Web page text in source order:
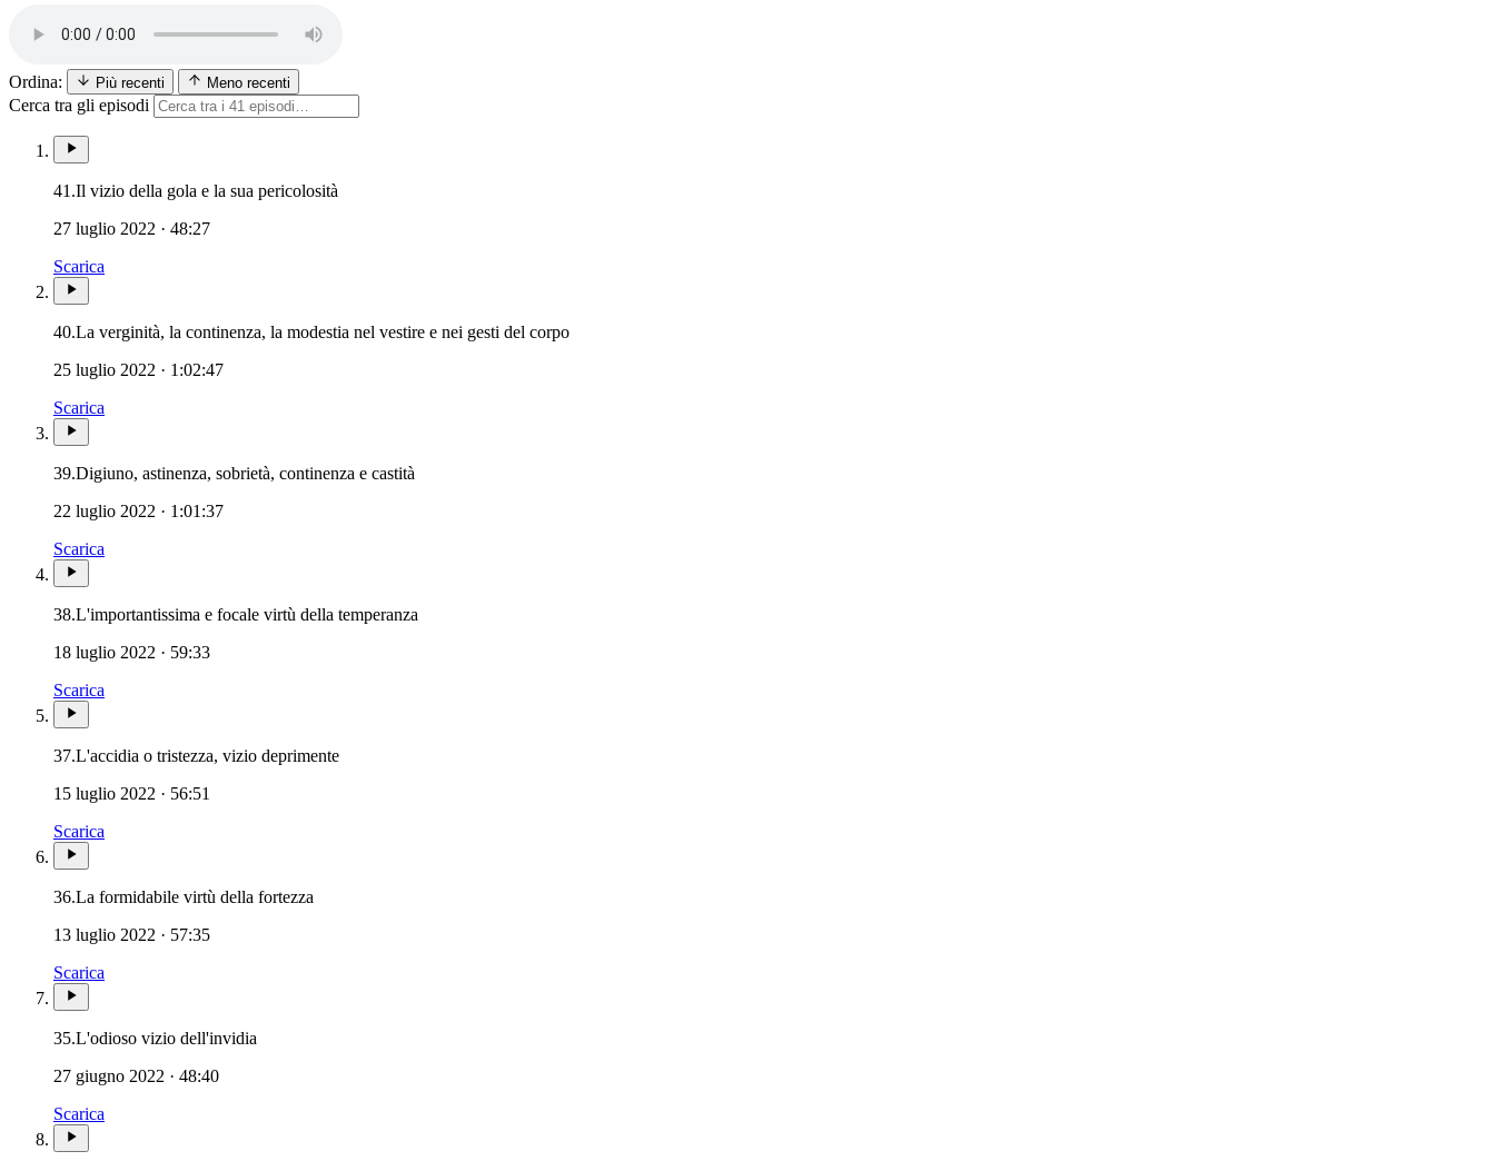
Ordina: Più recenti Meno recenti
Cerca tra gli episodi
41.Il vizio della gola e la sua pericolosità
27 luglio 2022 · 48:27
Scarica
40.La verginità, la continenza, la modestia nel vestire e nei gesti del corpo
25 luglio 2022 · 1:02:47
Scarica
39.Digiuno, astinenza, sobrietà, continenza e castità
22 luglio 2022 · 1:01:37
Scarica
38.L'importantissima e focale virtù della temperanza
18 luglio 2022 · 59:33
Scarica
37.L'accidia o tristezza, vizio deprimente
15 luglio 2022 · 56:51
Scarica
36.La formidabile virtù della fortezza
13 luglio 2022 · 57:35
Scarica
35.L'odioso vizio dell'invidia
27 giugno 2022 · 48:40
Scarica